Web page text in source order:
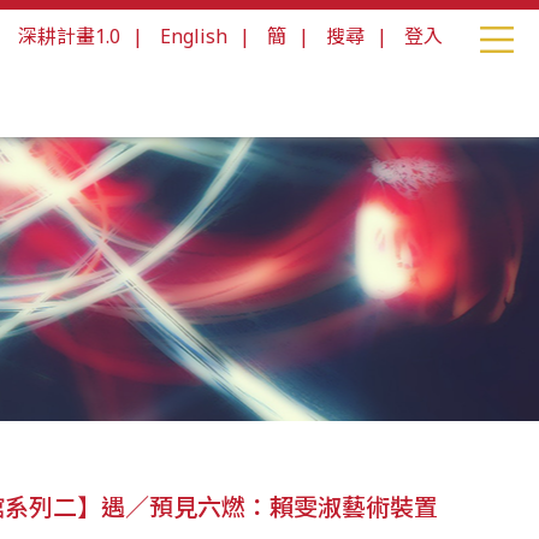
深耕計畫1.0 | English | 簡 | 搜尋 | 登入
列二】遇／預見六燃：賴雯淑藝術裝置